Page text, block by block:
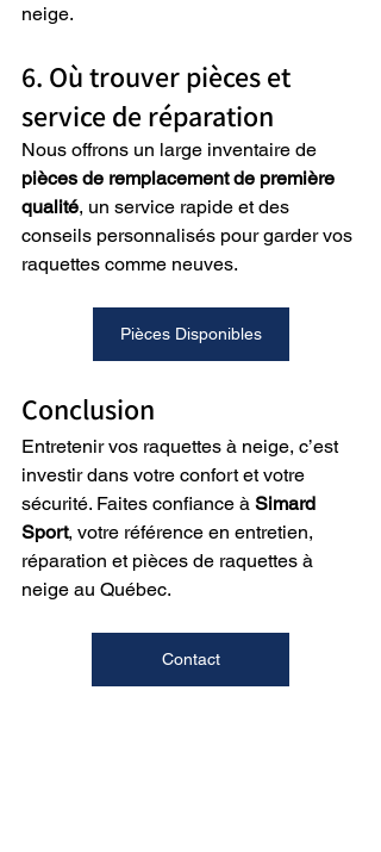
neige.
6. Où trouver pièces et
service de réparation
Nous offrons un large inventaire de
pièces de remplacement de première
qualité, un service rapide et des
conseils personnalisés pour garder vos
raquettes comme neuves.
Pièces Disponibles
Conclusion
Entretenir vos raquettes à neige, c’est
investir dans votre confort et votre
sécurité. Faites confiance à Simard
Sport, votre référence en entretien,
réparation et pièces de raquettes à
neige au Québec.
Contact